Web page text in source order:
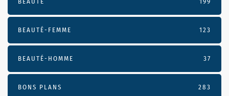
BEAUTÉ-FEMME 123
BEAUTÉ-HOMME 37
BONS PLANS 283